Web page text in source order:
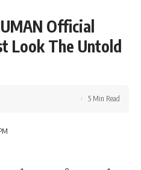
Official
Look The Untold
5 Min Read